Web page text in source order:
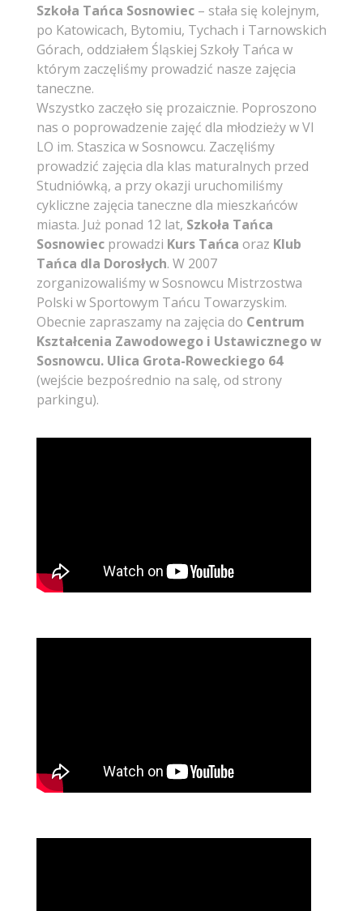
Szkoła Tańca Sosnowiec– stała się kolejnym,
po Katowicach, Bytomiu, Tychach i Tarnowskich
Górach, oddziałem Śląskiej Szkoły Tańca w
którym zaczęliśmy prowadzić nasze zajęcia
taneczne.
Wszystko zaczęło się prozaicznie. Poproszono
nas o poprowadzenie zajęć dla młodzieży w VI
LO im. Staszica w Sosnowcu. Zaczęliśmy
prowadzić zajęcia dla klas maturalnych przed
Studniówką, a przy okazji uruchomiliśmy
cykliczne zajęcia taneczne dla mieszkańców
miasta. Już ponad 12 lat, Szkoła Tańca
Sosnowiecprowadzi Kurs Tańca oraz Klub
Tańca dla Dorosłych. W 2007
zorganizowaliśmy w Sosnowcu Mistrzostwa
Polski w Sportowym Tańcu Towarzyskim.
Obecnie zapraszamy na zajęcia do Centrum
Kształcenia Zawodowego i Ustawicznego w
Sosnowcu. Ulica Grota-Roweckiego 64
(wejście bezpośrednio na salę, od strony
parkingu).